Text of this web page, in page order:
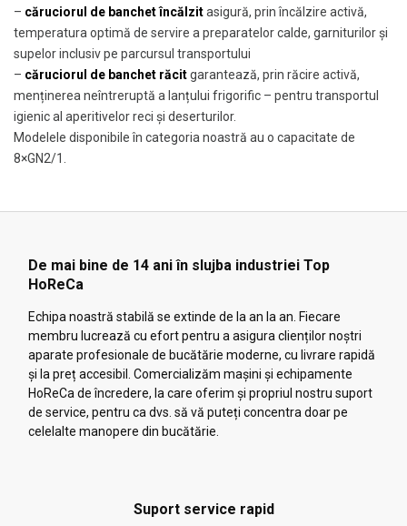
– căruciorul de banchet încălzitasigură, prin încălzire activă,
temperatura optimă de servire a preparatelor calde, garniturilor și
supelor inclusiv pe parcursul transportului
– căruciorul de banchet răcitgarantează, prin răcire activă,
menținerea neîntreruptă a lanțului frigorific – pentru transportul
igienic al aperitivelor reci și deserturilor.
Modelele disponibile în categoria noastră au o capacitate de
8×GN2/1.
De mai bine de 14 ani în slujba industriei Top
HoReCa
Echipa noastră stabilă se extinde de la an la an. Fiecare
membru lucrează cu efort pentru a asigura clienților noștri
aparate profesionale de bucătărie moderne, cu livrare rapidă
și la preț accesibil. Comercializăm mașini și echipamente
HoReCa de încredere, la care oferim și propriul nostru suport
de service, pentru ca dvs. să vă puteți concentra doar pe
celelalte manopere din bucătărie.
Suport service rapid